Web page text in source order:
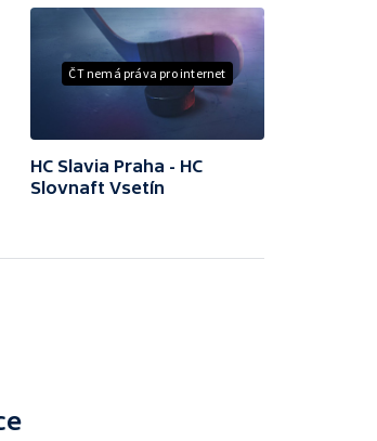
ČT nemá práva pro internet
HC Slavia Praha - HC
Slovnaft Vsetín